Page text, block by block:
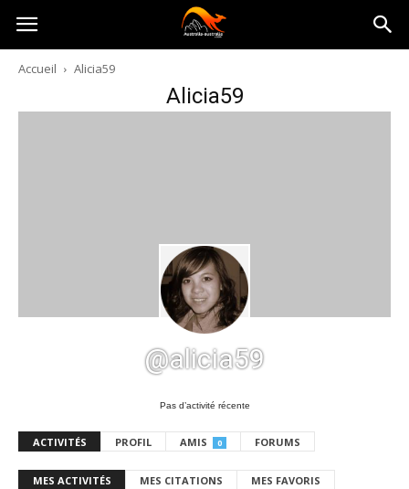
Australia-
australie.com
Accueil Alicia59
Alicia59
@alicia59
Pas d’activité récente
ACTIVITÉS PROFIL AMIS 0 FORUMS
MES ACTIVITÉS MES CITATIONS MES FAVORIS